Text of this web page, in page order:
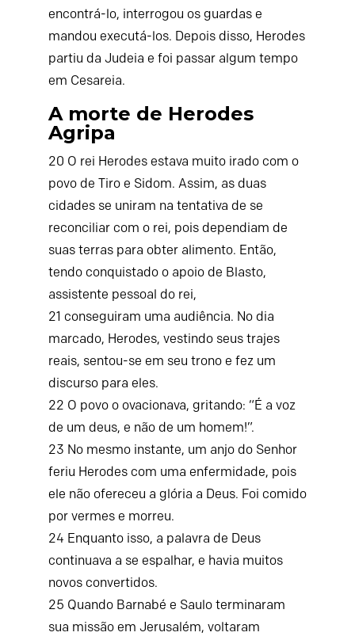
encontrá-lo, interrogou os guardas e
mandou executá-los. Depois disso, Herodes
partiu da Judeia e foi passar algum tempo
em Cesareia.
A morte de Herodes
Agripa
20 O rei Herodes estava muito irado com o
povo de Tiro e Sidom. Assim, as duas
cidades se uniram na tentativa de se
reconciliar com o rei, pois dependiam de
suas terras para obter alimento. Então,
tendo conquistado o apoio de Blasto,
assistente pessoal do rei,
21 conseguiram uma audiência. No dia
marcado, Herodes, vestindo seus trajes
reais, sentou-se em seu trono e fez um
discurso para eles.
22 O povo o ovacionava, gritando: “É a voz
de um deus, e não de um homem!”.
23 No mesmo instante, um anjo do Senhor
feriu Herodes com uma enfermidade, pois
ele não ofereceu a glória a Deus. Foi comido
por vermes e morreu.
24 Enquanto isso, a palavra de Deus
continuava a se espalhar, e havia muitos
novos convertidos.
25 Quando Barnabé e Saulo terminaram
sua missão em Jerusalém, voltaram